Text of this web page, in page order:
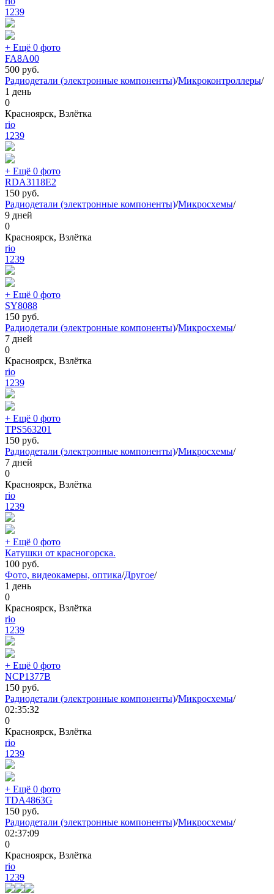
1239
+ Ещё 0 фото
FA8A00
500 руб.
Радиодетали (электронные компоненты)/Микроконтроллеры/
1 день
0
Красноярск, Взлётка
rio
1239
+ Ещё 0 фото
RDA3118E2
150 руб.
Радиодетали (электронные компоненты)/Микросхемы/
9 дней
0
Красноярск, Взлётка
rio
1239
+ Ещё 0 фото
SY8088
150 руб.
Радиодетали (электронные компоненты)/Микросхемы/
7 дней
0
Красноярск, Взлётка
rio
1239
+ Ещё 0 фото
TPS563201
150 руб.
Радиодетали (электронные компоненты)/Микросхемы/
7 дней
0
Красноярск, Взлётка
rio
1239
+ Ещё 0 фото
Катушки от красногорска.
100 руб.
Фото, видеокамеры, оптика/Другое/
1 день
0
Красноярск, Взлётка
rio
1239
+ Ещё 0 фото
NCP1377B
150 руб.
Радиодетали (электронные компоненты)/Микросхемы/
02:35:32
0
Красноярск, Взлётка
rio
1239
+ Ещё 0 фото
TDA4863G
150 руб.
Радиодетали (электронные компоненты)/Микросхемы/
02:37:09
0
Красноярск, Взлётка
rio
1239